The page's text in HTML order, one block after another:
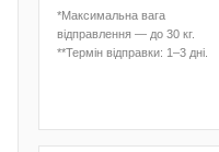
*Максимальна вага
відправлення — до 30 кг.
**Термін відправки: 1–3 дні.